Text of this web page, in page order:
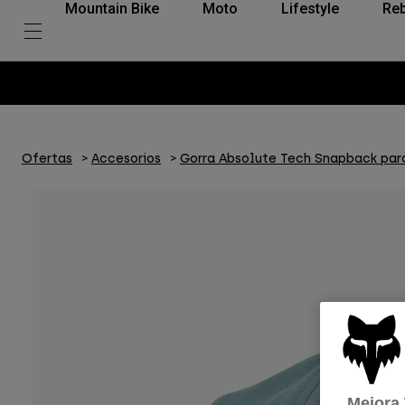
Mountain Bike Moto Lifestyle
Ofertas Accesorios Gorra Absolute Tech Snapback